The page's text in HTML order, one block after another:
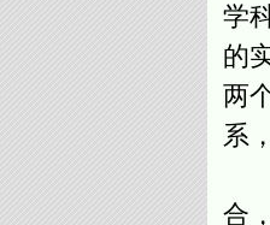
学
的
两
系
合